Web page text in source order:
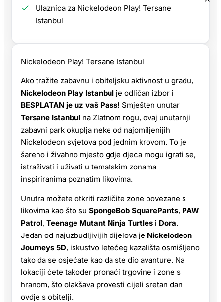
Ulaznica za Nickelodeon Play! Tersane
Istanbul
Nickelodeon Play! Tersane Istanbul
Ako tražite zabavnu i obiteljsku aktivnost u gradu,
Nickelodeon Play Istanbul je odličan izbor i
BESPLATAN je uz vaš Pass! Smješten unutar
Tersane Istanbul na Zlatnom rogu, ovaj unutarnji
zabavni park okuplja neke od najomiljenijih
Nickelodeon svjetova pod jednim krovom. To je
šareno i živahno mjesto gdje djeca mogu igrati se,
istraživati i uživati u tematskim zonama
inspiriranima poznatim likovima.
Unutra možete otkriti različite zone povezane s
likovima kao što su SpongeBob SquarePants, PAW
Patrol, Teenage Mutant Ninja Turtles i Dora.
Jedan od najuzbudljivijih dijelova je Nickelodeon
Journeys 5D, iskustvo letećeg kazališta osmišljeno
tako da se osjećate kao da ste dio avanture. Na
lokaciji ćete također pronaći trgovine i zone s
hranom, što olakšava provesti cijeli sretan dan
ovdje s obitelji.